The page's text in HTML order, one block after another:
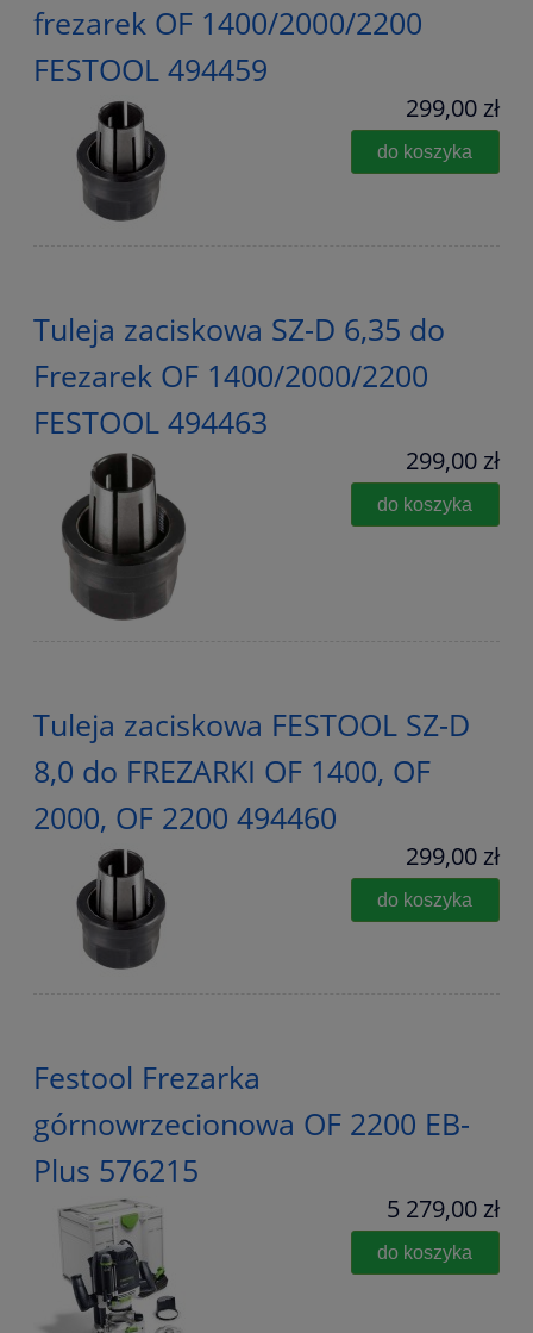
frezarek OF 1400/2000/2200
FESTOOL 494459
299,00 zł
do koszyka
Tuleja zaciskowa SZ-D 6,35 do
Frezarek OF 1400/2000/2200
FESTOOL 494463
299,00 zł
do koszyka
Tuleja zaciskowa FESTOOL SZ-D
8,0 do FREZARKI OF 1400, OF
2000, OF 2200 494460
299,00 zł
do koszyka
Festool Frezarka
górnowrzecionowa OF 2200 EB-
Plus 576215
5 279,00 zł
do koszyka